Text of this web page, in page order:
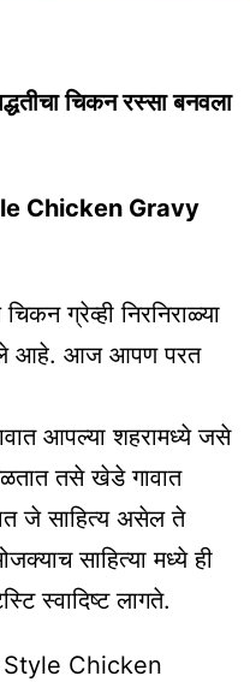
चिकन रस्सा बनवला
Chicken Gravy
ग्रेव्ही निरनिराळ्या
आहे. आज आपण परत
आपल्या शहरामध्ये जसे
तसे खेडे गावात
जे साहित्य असेल ते
साहित्या मध्ये ही
स्वादिष्ट लागते.
Chicken